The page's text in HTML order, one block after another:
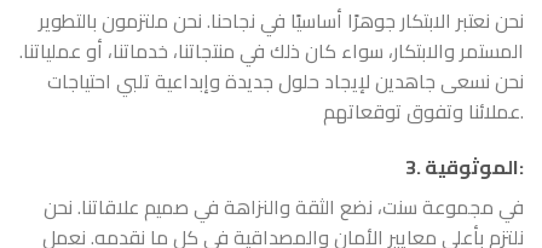
نحن نعتبر الابتكار جوهرًا أساسيًا في نجاحنا. نحن ملتزمون بالتطوير
المستمر والابتكار، سواء كان ذلك في منتجاتنا، خدماتنا، أو عملياتنا.
نحن نسعى جاهدين لإيجاد حلول جديدة وإبداعية تلبي احتياجات
عملائنا وتفوق توقعاتهم.
3.الموثوقية:
في مجموعة سنت، نضع الثقة والنزاهة في صميم علاقاتنا. نحن
نلتزم بأعلى معايير الأمان والمصداقية في كل ما نقدمه. نعمل